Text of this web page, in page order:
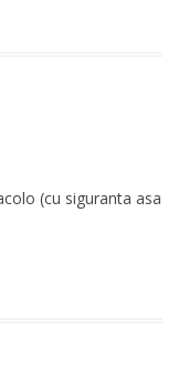
(cu siguranta asa